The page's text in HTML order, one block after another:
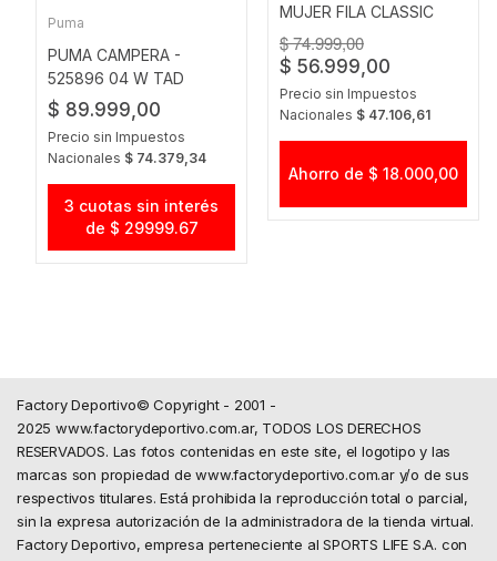
Puma
PUMA CAMPERA -
525896 04 W TAD
ESSENTIAL FT FZ GRIS
MLN
$ 89.999,00
Precio sin Impuestos
Nacionales $ 74.379,34
3 cuotas sin interés
de $ 29999.67
MUJER FILA CLASSIC
NGO
$ 74.999,00
$ 56.999,00
Precio sin Impuestos
Nacionales $ 47.106,61
Ahorro de $ 18.000,00
Factory Deportivo© Copyright - 2001 -
2025 www.factorydeportivo.com.ar, TODOS LOS DERECHOS
RESERVADOS. Las fotos contenidas en este site, el logotipo y las
marcas son propiedad de www.factorydeportivo.com.ar y/o de sus
respectivos titulares. Está prohibida la reproducción total o parcial,
sin la expresa autorización de la administradora de la tienda virtual.
Factory Deportivo, empresa perteneciente al SPORTS LIFE S.A. con